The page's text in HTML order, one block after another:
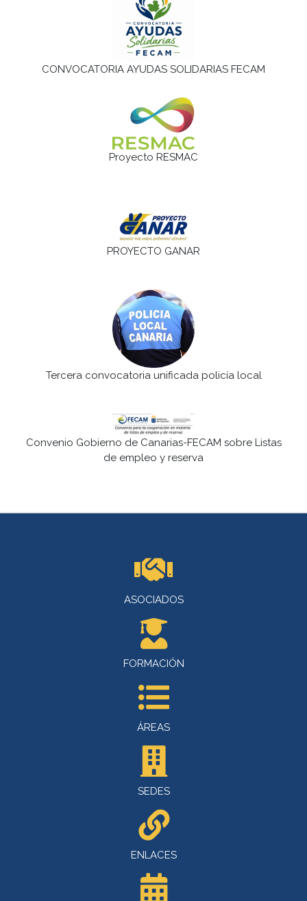
CONVOCATORIA AYUDAS SOLIDARIAS FECAM
Proyecto RESMAC
PROYECTO GANAR
Tercera convocatoria unificada policía local
Convenio Gobierno de Canarias-FECAM sobre Listas
de empleo y reserva
ASOCIADOS
FORMACIÓN
ÁREAS
SEDES
ENLACES